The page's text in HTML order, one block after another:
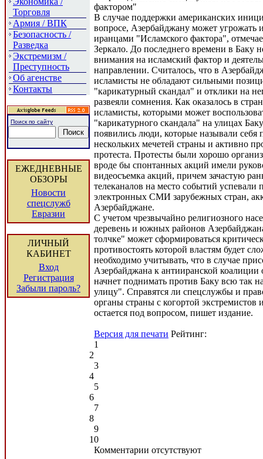
Торговля
Армия / ВПК
Безопасность /
Разведка
Экстремизм /
Преступность
Об агенстве
Контакты
Поиск по сайту
ЕЖЕДНЕВНЫЕ
ОБЗОРЫ
Новости
спецслужб
Евразии
ЛИЧНЫЙ
КАБИНЕТ
Вход
Регистрация
Забыли пароль?
фактором"
В случае поддержки американских
вопросе, Азербайджану может угрожать
иранцами "Исламского фактора",
Зеркало. До последнего времени в Баку
внимания на исламский фактор и
направлении. Считалось, что в
исламисты не обладают сильными
"карикатурный скандал" и отклики на
развеяли сомнения. Как оказалось в
исламисты, которыми может
"карикатурного скандала" на улицах
появились люди, которые называли себя
нескольких мечетей страны и активно
протеста. Протесты были хорошо
вроде бы спонтанных акций имели
видеосъемка акций, причем зачастую
телеканалов на место событий успевали
электронных СМИ зарубежных стран,
Азербайджане.
С учетом чрезвычайно религиозного
деревень и южных районов
толчке" может сформироваться
противостоять которой властям будет
необходимо учитывать, что в случае
Азербайджана к антииранской
начнет поднимать против Баку всю так
улицу". Справятся ли спецслужбы и
органы страны с когортой экстремистов
остается под вопросом, пишет издание.
Версия для печати Рейтинг:
1
2
3
4
5
6
7
8
9
10
Комментарии отсутствуют